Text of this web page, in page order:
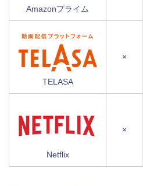
Amazonプライム
TELASA
×
Netflix
×